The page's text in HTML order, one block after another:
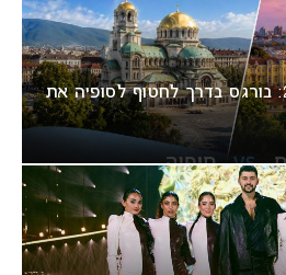
המירוץ לאירוויזיון 2027: בורגס בדרך לחטוף לסופיה את